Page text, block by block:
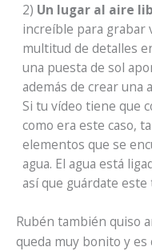
2) Un lugar al aire
increíble para grabar
multitud de detalles
una puesta de sol
además de crear una
Si tu vídeo tiene que
como era este caso,
elementos que se
agua. El agua está
así que guárdate este
Rubén también quiso
queda muy bonito y